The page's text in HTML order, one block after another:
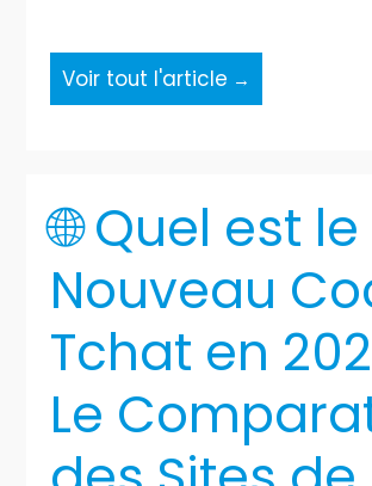
Voir tout l'article
🌐 Quel est le
Nouveau
Tchat en
Le